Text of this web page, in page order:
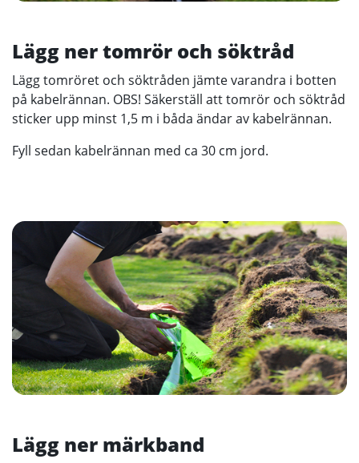
Lägg ner tomrör och söktråd
Lägg tomröret och söktråden jämte varandra i botten
på kabelrännan. OBS! Säkerställ att tomrör och söktråd
sticker upp minst 1,5 m i båda ändar av kabelrännan.
Fyll sedan kabelrännan med ca 30 cm jord.
Lägg ner märkband